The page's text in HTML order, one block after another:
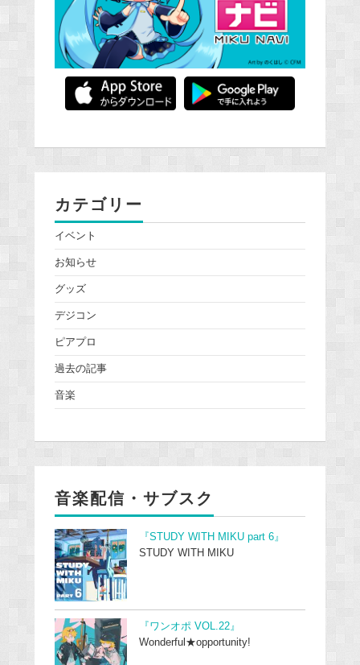
カテゴリー
イベント
お知らせ
グッズ
デジコン
ピアプロ
過去の記事
音楽
音楽配信・サブスク
『STUDY WITH MIKU part 6』
STUDY WITH MIKU
『ワンオポ VOL.22』
Wonderful★opportunity!